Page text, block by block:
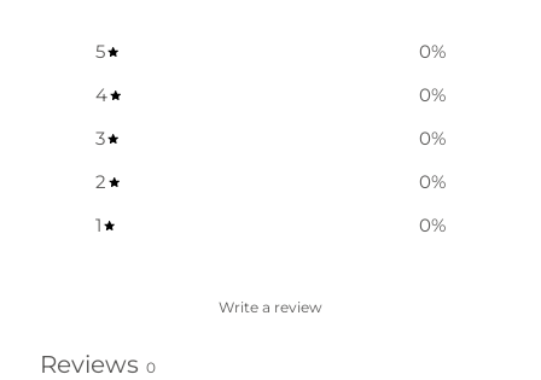
5 0%
4
0%
3
0%
2
0%
1
0%
Write a review
Reviews 0